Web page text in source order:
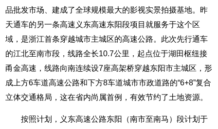
品批发市场、建成了全球规模最大的影视实景拍摄基地。昨
天通车的另一条高速义东高速东阳段项目就服务于这个区
域，是浙江首条穿越城市主城区的高速公路。此次先行通车
的江北至南市段，线路全长10.7公里，起点位于湖田枢纽接
甬金高速，线路向南连续设7座高架桥穿越东阳市主城区，形
成上方6车道高速公路和下方8车道城市市政道路的“6+8”复合
立体交通格局，这在省内尚属首例，有效节约了土地资源。
按照计划，义东高速公路东阳（南市至南马）段计划于